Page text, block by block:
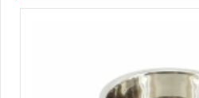
a putea să scrieți părerea